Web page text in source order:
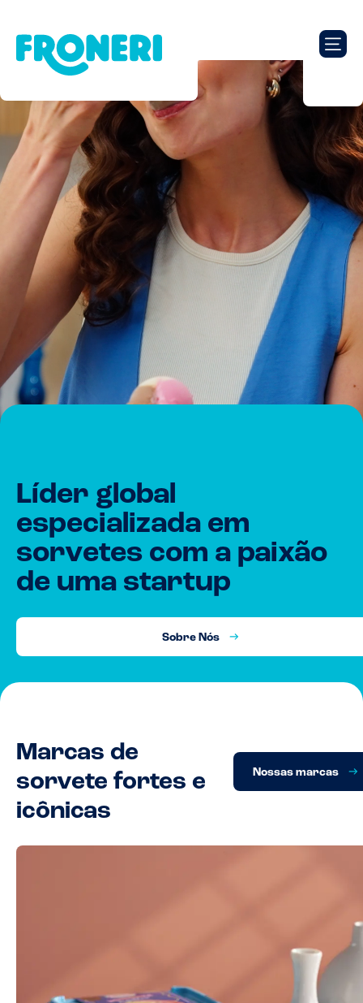
Líder global
especializada em
sorvetes com a paixão
de uma startup
Sobre Nós
Marcas de
sorvete fortes e
icônicas
Nossas marcas